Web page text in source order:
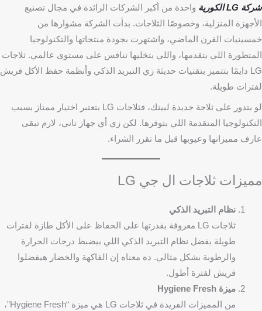
شركة LG الكورية
واحدة من أكبر الشركات الرائدة في مجال تصنيع
الأجهزة المنزلية، وخصوصًا الثلاجات. بدأت الشركة مشوارها من
خمسينيات القرن الماضي، واشتهرت بجودة منتجاتها والتكنولوجيا
المتطورة اللي بتقدمها، واللي بتخليها تنافس على مستوى عالمي. ثلاجات
LG دايمًا بتتميز بتقنيات حديثة زي التبريد الذكي وأنظمة حفظ الأكل فريش
لفترات طويلة.
لو بتدور على ثلاجة جديدة لبيتك، فثلاجات LG بتعتبر اختيار ممتاز بسبب
التكنولوجيا المتقدمة اللي بتوفرها. لكن زي أي جهاز تاني، لازم تبقى
عارف مميزاتها وعيوبها قبل ما تقرر الشراء.
مميزات ثلاجات ال جي LG
نظام التبريد الذكي
ثلاجات LG معروفة بقدرتها على الحفاظ على الأكل طازة لفترات
طويلة بفضل نظام التبريد الذكي اللي بيضبط درجات الحرارة
والرطوبة بشكل مثالي. ده معناه إن الفاكهة والخضار هيفضلوا
فريش لفترة أطول.
ميزة Hygiene Fresh
من المميزات الفريدة في ثلاجات LG هي ميزة “Hygiene Fresh”،